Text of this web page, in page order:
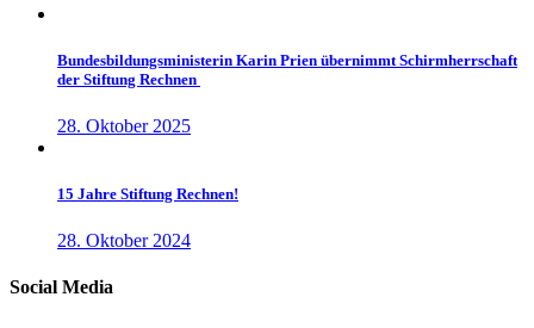
Bundesbildungsministerin Karin Prien übernimmt Schirmherrschaft
der Stiftung Rechnen
28. Oktober 2025
15 Jahre Stiftung Rechnen!
28. Oktober 2024
Social Media